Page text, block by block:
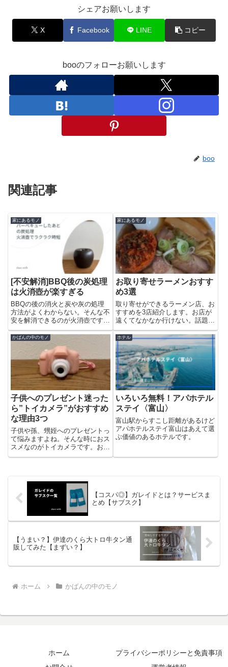
シェアお願いします
X Facebook LINE コピー
booのフォローお願いします
boo
関連記事
家にあるモノ
[不安解消]BBQ後の炭処理
は火消壺が楽すぎる
BBQの後の消火と炭や灰の処理
方法がよくわからない。そんな不
安を解消できるのが火消壺です。
自然消火を待つよりも早く、そし
て安全に消火が出来ます。私がい
つもやっている片づけ方、処分の
方法を紹介しています。
家にあるモノ
お取り寄せラーメンおすす
め3選
取り寄せができるラーメン店、お
すすめを3店紹介します。お店が
遠くてなかなか行けない。話題だ
から気になってるけど自分に合う
か不安。取り寄せならそんな心配
は不要です。自分の好きなように
気楽に食べられる取り寄せ。本当
におすすめです。
かばんの中のモノ
子供へのプレゼント迷った
ら”トイカメラ”がおすすめ
な理由3つ
子供や孫、甥姪へのプレゼントっ
て悩みますよね。そんな時におス
スメなのがトイカメラです。おす
すめする理由を3つにまとめてみ
ホテル
いろいろ無料！アパホテル
ステイ〈富山〉
富山駅からすこし距離があるけど
アパホテルステイ富山はあえて選
ぶ価値のあるホテルです。
【コスパ◎】ガレイドとは？サービスま
とめ【サブスク】
【うまい？】伊達のくら大トロ牛タン通
販してみた【まずい？】
ホーム かばんの中のモノ
ホーム
プライバシーポリシーと免責事項